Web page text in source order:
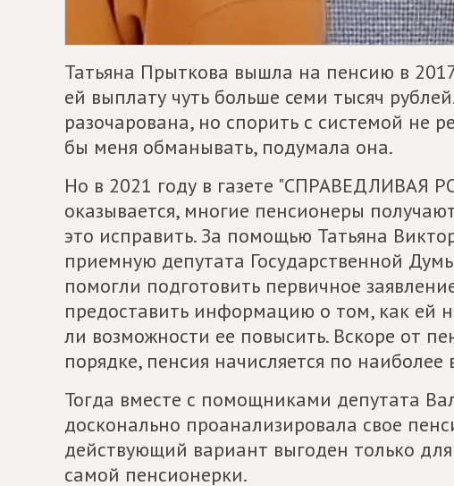
Татьяна Прыткова вышла на пенсию в
ей выплату чуть больше семи тысяч
разочарована, но спорить с системой не
бы меня обманывать, подумала она.
Но в 2021 году в газете "СПРАВЕДЛИВАЯ
оказывается, многие пенсионеры
это исправить. За помощью Татьяна
приемную депутата Государственной
помогли подготовить первичное
предоставить информацию о том, как ей
ли возможности ее повысить. Вскоре от
порядке, пенсия начисляется по
Тогда вместе с помощниками депутата
досконально проанализировала свое
действующий вариант выгоден только
самой пенсионерки.